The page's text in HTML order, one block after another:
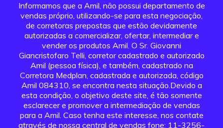
Informamos que a Amil, não possui departamento de
vendas próprio, utilizando-se para esta negociação,
de corretoras prepostas que estão devidamente
autorizadas a comercializar, ofertar, intermediar e
vender os produtos Amil. O Sr. Giovanni
Giancristofaro Telli, corretor cadastrado e autorizado
Amil (pessoa física), e também, cadastrado na
Corretora Medplan, cadastrada e autorizada, código
Amil 084310, se encontra nesta situação.Devido a
esta condição, o objetivo deste site, é tão somente
esclarecer e promover a intermediação de vendas
para a Amil. Caso tenha este interesse, nos contate
através de nossa central de vendas fone: 11-3256-